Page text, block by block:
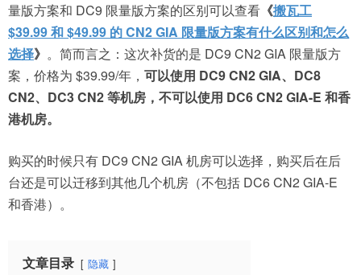
量版方案和 DC9 限量版方案的区别可以查看 《搬瓦工
$39.99 和 $49.99 的 CN2 GIA 限量版方案有什么区别和怎么
选择》 。简而言之：这次补货的是 DC9 CN2 GIA 限量版方
案，价格为 $39.99/年， 可以使用 DC9 CN2 GIA、DC8
CN2、DC3 CN2 等机房，不可以使用 DC6 CN2 GIA-E 和香
港机房。
购买的时候只有 DC9 CN2 GIA 机房可以选择，购买后在后
台还是可以迁移到其他几个机房（不包括 DC6 CN2 GIA-E
和香港）。
文章目录 隐藏